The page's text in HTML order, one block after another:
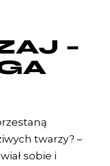
–
twarzy? –
sobie i